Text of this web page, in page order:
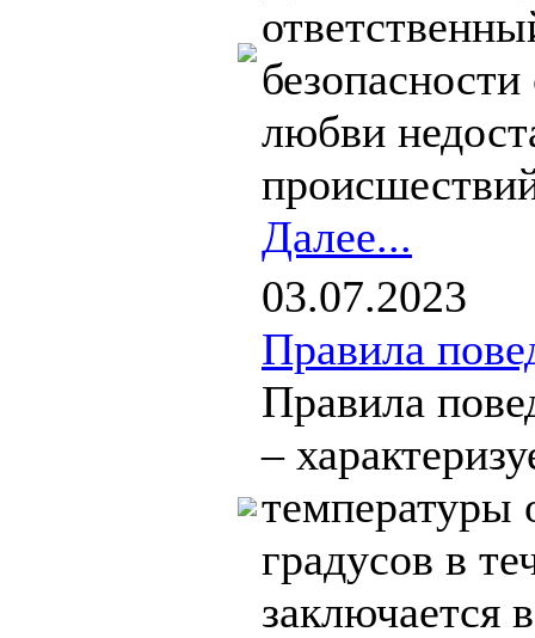
любви
Далее...
03.07.2023
Правила
Правила
–
температуры
градусов в
заключается